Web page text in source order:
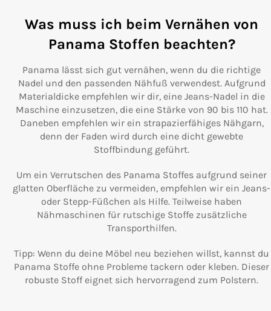
Was muss ich beim Vernähen von
Panama Stoffen beachten?
Panama lässt sich gut vernähen, wenn du die richtige
Nadel und den passenden Nähfuß verwendest. Aufgrund
Materialdicke empfehlen wir dir, eine Jeans-Nadel in die
Maschine einzusetzen, die eine Stärke von 90 bis 110 hat.
Daneben empfehlen wir ein strapazierfähiges Nähgarn,
denn der Faden wird durch eine dicht gewebte
Stoffbindung geführt.
Um ein Verrutschen des Panama Stoffes aufgrund seiner
glatten Oberfläche zu vermeiden, empfehlen wir ein Jeans-
oder Stepp-Füßchen als Hilfe. Teilweise haben
Nähmaschinen für rutschige Stoffe zusätzliche
Transporthilfen.
Tipp: Wenn du deine Möbel neu beziehen willst, kannst du
Panama Stoffe ohne Probleme tackern oder kleben. Dieser
robuste Stoff eignet sich hervorragend zum Polstern.